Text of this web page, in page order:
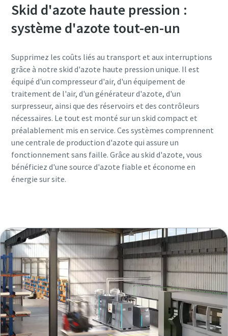
Skid d'azote haute pression :
système d'azote tout-en-un
Supprimez les coûts liés au transport et aux interruptions
grâce à notre skid d'azote haute pression unique. Il est
équipé d'un compresseur d'air, d'un équipement de
traitement de l'air, d'un générateur d'azote, d'un
surpresseur, ainsi que des réservoirs et des contrôleurs
nécessaires. Le tout est monté sur un skid compact et
préalablement mis en service. Ces systèmes comprennent
une centrale de production d'azote qui assure un
fonctionnement sans faille. Grâce au skid d'azote, vous
bénéficiez d'une source d'azote fiable et économe en
énergie sur site.